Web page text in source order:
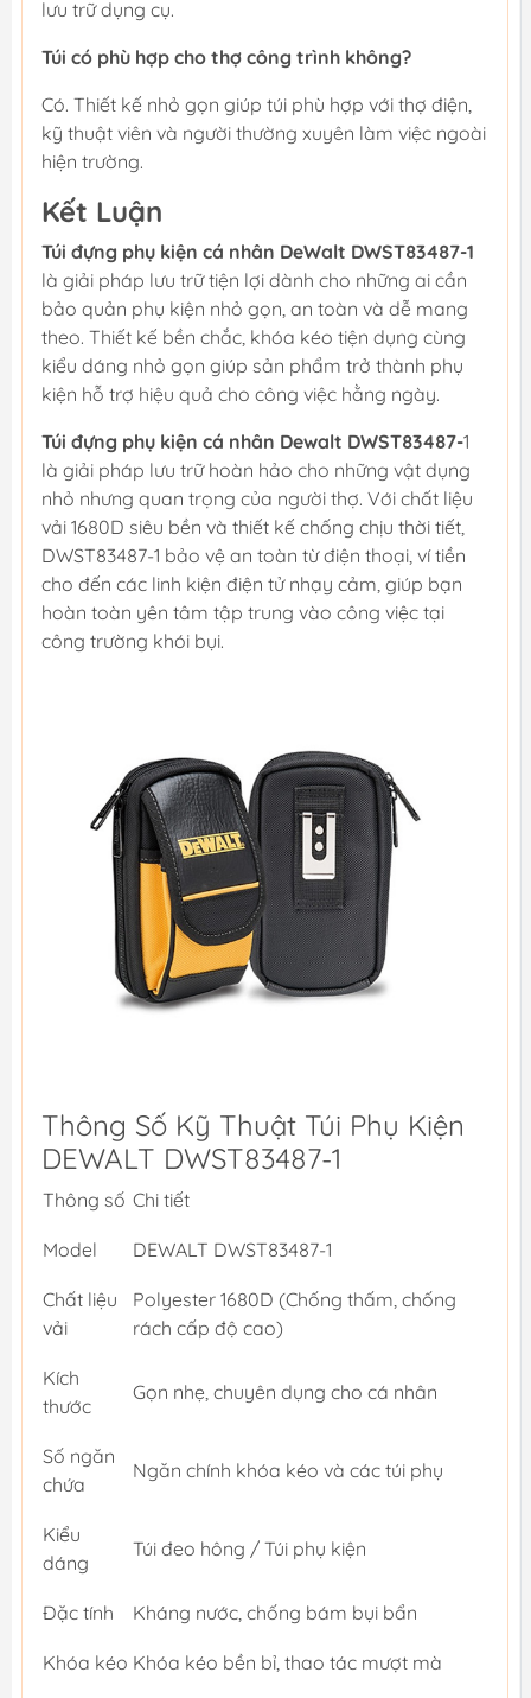
lưu trữ dụng cụ.
Túi có phù hợp cho thợ công trình không?
Có. Thiết kế nhỏ gọn giúp túi phù hợp với thợ điện,
kỹ thuật viên và người thường xuyên làm việc ngoài
hiện trường.
Kết Luận
Túi đựng phụ kiện cá nhân DeWalt DWST83487-1
là giải pháp lưu trữ tiện lợi dành cho những ai cần
bảo quản phụ kiện nhỏ gọn, an toàn và dễ mang
theo. Thiết kế bền chắc, khóa kéo tiện dụng cùng
kiểu dáng nhỏ gọn giúp sản phẩm trở thành phụ
kiện hỗ trợ hiệu quả cho công việc hằng ngày.
Túi đựng phụ kiện cá nhân Dewalt DWST83487-1
là giải pháp lưu trữ hoàn hảo cho những vật dụng
nhỏ nhưng quan trọng của người thợ. Với chất liệu
vải 1680D siêu bền và thiết kế chống chịu thời tiết,
DWST83487-1 bảo vệ an toàn từ điện thoại, ví tiền
cho đến các linh kiện điện tử nhạy cảm, giúp bạn
hoàn toàn yên tâm tập trung vào công việc tại
công trường khói bụi.
Thông Số Kỹ Thuật Túi Phụ Kiện
DEWALT DWST83487-1
Thông số Chi tiết
Model DEWALT DWST83487-1
Chất liệu
vải
Polyester 1680D (Chống thấm, chống
rách cấp độ cao)
Kích
thước
Gọn nhẹ, chuyên dụng cho cá nhân
Số ngăn
chứa
Ngăn chính khóa kéo và các túi phụ
Kiểu
dáng
Túi đeo hông / Túi phụ kiện
Đặc tính Kháng nước, chống bám bụi bẩn
Khóa kéo Khóa kéo bền bỉ, thao tác mượt mà